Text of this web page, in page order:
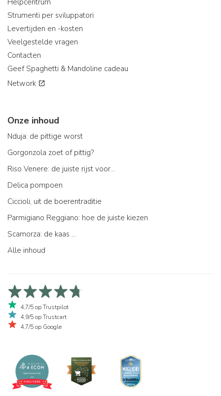
Strumenti per sviluppatori
Levertijden en -kosten
Veelgestelde vragen
Contacten
Geef Spaghetti & Mandoline cadeau
Network
Onze inhoud
Nduja: de pittige worst
Gorgonzola zoet of pittig?
Riso Venere: de juiste rijst voor...
Delica pompoen
Ciccioli, uit de boerentraditie
Parmigiano Reggiano: hoe de juiste kiezen
Scamorza: de kaas ...
Alle inhoud
4,7/5 op Trustpilot
4,9/5 op Trustcart
4,7/5 op Google